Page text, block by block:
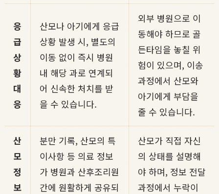
응
급
상
황
대
응
산모나 아기에게 응급
상황 발생 시, 별도의
이동 없이 즉시 병원
내 해당 과로 연계되
어 신속한 처치를 받
을 수 있습니다.
외부 병원으로 이
동해야 하므로 골
든타임을 놓칠 위
험이 있으며, 이송
과정에서 산모와
아기에게 부담을
줄 수 있습니다.
산
모
정
보
분만 기록, 산모의 특
이사항 등 의료 정보
가 병원과 산후조리원
간에 원활하게 공유되
산모가 직접 자신
의 상태를 설명해
야 하며, 정보 전달
과정에서 누락이